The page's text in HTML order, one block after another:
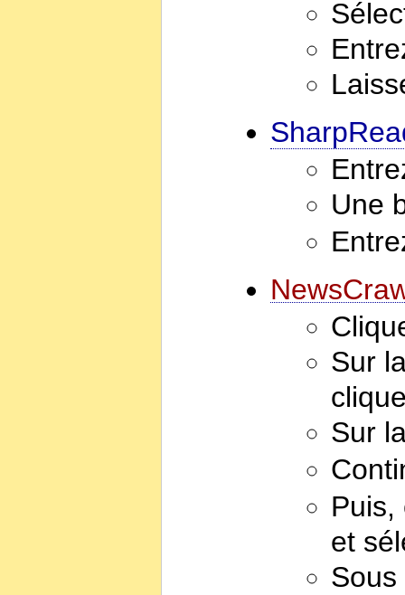
Une
Sur
Sur
Puis,
et